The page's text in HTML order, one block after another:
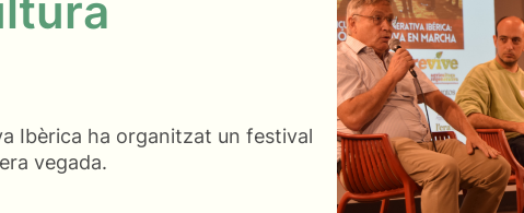
Ibèrica ha organitzat un festival
vegada.